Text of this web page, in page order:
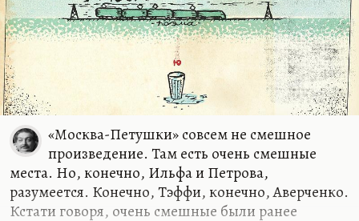
«Москва-Петушки» совсем не смешное
произведение. Там есть очень смешные
места. Но, конечно, Ильфа и Петрова,
разумеется. Конечно, Тэффи, конечно, Аверченко.
Кстати говоря, очень смешные были ранее